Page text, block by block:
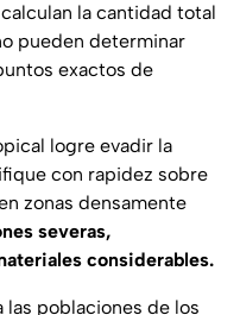
la cantidad total
pueden determinar
exactos de
logre evadir la
con rapidez sobre
zonas densamente
severas,
considerables.
las poblaciones de los